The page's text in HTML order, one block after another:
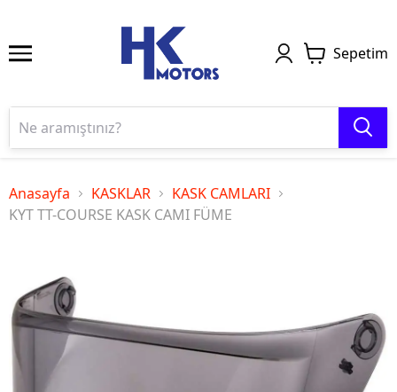
Sepetim
Anasayfa KASKLAR
KASK CAMLARI
KYT TT-COURSE KASK CAMI FÜME